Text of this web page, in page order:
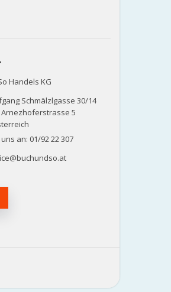
Handels KG
Schmälzlgasse 30/14
5
an: 01/92 22 307